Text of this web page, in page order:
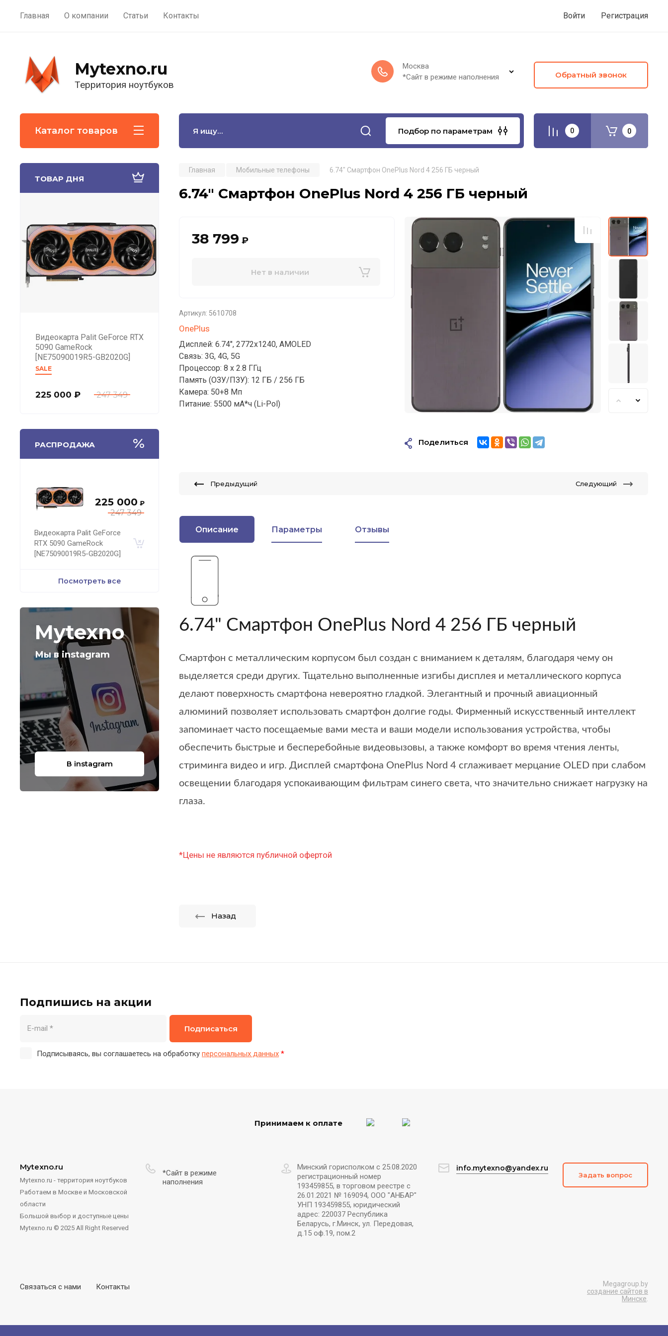
Главная О компании Статьи Контакты Войти Регистрация
Mytexno.ru
Территория ноутбуков
Москва
*Сайт в режиме наполнения
Обратный звонок
Каталог товаров Подбор по параметрам 0 0
ТОВАР ДНЯ
Видеокарта Palit GeForce RTX
5090 GameRock
[NE75090019R5-GB2020G]
SALE
247 349
225 000 ₽
РАСПРОДАЖА
247 349
225 000 ₽
Видеокарта Palit GeForce
RTX 5090 GameRock
[NE75090019R5-GB2020G]
Посмотреть все
Mytexno
Мы в instagram
В instagram
Главная Мобильные телефоны 6.74" Смартфон OnePlus Nord 4 256 ГБ черный
6.74" Смартфон OnePlus Nord 4 256 ГБ черный
38 799 ₽
Нет в наличии
Артикул: 5610708
OnePlus
Дисплей: 6.74", 2772x1240, AMOLED
Связь: 3G, 4G, 5G
Процессор: 8 x 2.8 ГГц
Память (ОЗУ/ПЗУ): 12 ГБ / 256 ГБ
Камера: 50+8 Мп
Питание: 5500 мА*ч (Li-Pol)
Поделиться
Предыдущий Следующий
Описание Параметры Отзывы
6.74" Смартфон OnePlus Nord 4 256 ГБ черный
Смартфон с металлическим корпусом был создан с вниманием к деталям, благодаря чему он
выделяется среди других. Тщательно выполненные изгибы дисплея и металлического корпуса
делают поверхность смартфона невероятно гладкой. Элегантный и прочный авиационный
алюминий позволяет использовать смартфон долгие годы. Фирменный искусственный интеллект
запоминает часто посещаемые вами места и ваши модели использования устройства, чтобы
обеспечить быстрые и бесперебойные видеовызовы, а также комфорт во время чтения ленты,
стриминга видео и игр. Дисплей смартфона OnePlus Nord 4 сглаживает мерцание OLED при слабом
освещении благодаря успокаивающим фильтрам синего света, что значительно снижает нагрузку на
глаза.
*Цены не являются публичной офертой
Назад
Подпишись на акции
Подписываясь, вы соглашаетесь на обработку персональных данных *
Подписаться
Принимаем к оплате
Mytexno.ru
Mytexno.ru - территория ноутбуков
Работаем в Москве и Московской
области
Большой выбор и доступные цены
Mytexno.ru © 2025 All Right Reserved
*Сайт в режиме
наполнения
Минский горисполком с 25.08.2020
регистрационный номер
193459855, в торговом реестре с
26.01.2021 № 169094, ООО "АНБАР"
УНП 193459855, юридический
адрес: 220037 Республика
Беларусь, г.Минск, ул. Передовая,
д.15 оф.19, пом.2
info.mytexno@yandex.ru
Задать вопрос
Связаться с нами Контакты
Megagroup.by
создание сайтов в
Минске